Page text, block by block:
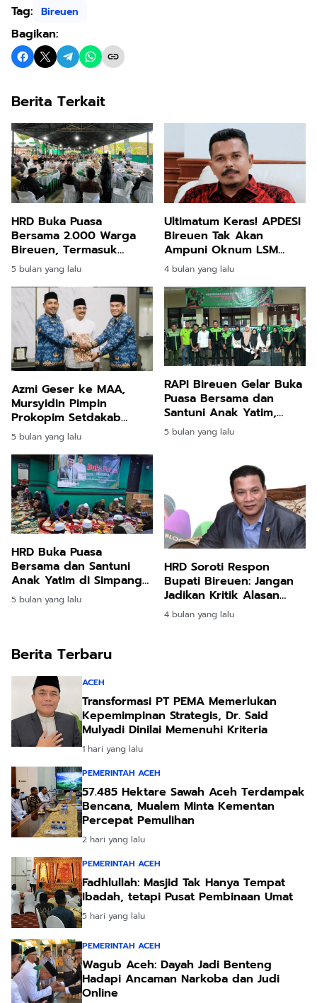
Tag: Bireuen
Bagikan:
Berita Terkait
HRD Buka Puasa
Bersama 2.000 Warga
Bireuen, Termasuk
Pengungsi Banjir dan
Longsor
5 bulan yang lalu
Ultimatum Keras! APDESI
Bireuen Tak Akan
Ampuni Oknum LSM
yang Tekan Keuchiek!
4 bulan yang lalu
Azmi Geser ke MAA,
Mursyidin Pimpin
Prokopim Setdakab
Bireuen
5 bulan yang lalu
RAPI Bireuen Gelar Buka
Puasa Bersama dan
Santuni Anak Yatim,
Pengurus Lokal
Jeunieb–Pandrah
5 bulan yang lalu
HRD Buka Puasa
Bersama dan Santuni
Anak Yatim di Simpang
Mamplam
5 bulan yang lalu
HRD Soroti Respon
Bupati Bireuen: Jangan
Jadikan Kritik Alasan
Kehilangan Semangat
Bantu Korban Banjir
4 bulan yang lalu
Berita Terbaru
ACEH
Transformasi PT PEMA Memerlukan
Kepemimpinan Strategis, Dr. Said
Mulyadi Dinilai Memenuhi Kriteria
1 hari yang lalu
PEMERINTAH ACEH
57.485 Hektare Sawah Aceh Terdampak
Bencana, Mualem Minta Kementan
Percepat Pemulihan
2 hari yang lalu
PEMERINTAH ACEH
Fadhlullah: Masjid Tak Hanya Tempat
Ibadah, tetapi Pusat Pembinaan Umat
5 hari yang lalu
PEMERINTAH ACEH
Wagub Aceh: Dayah Jadi Benteng
Hadapi Ancaman Narkoba dan Judi
Online